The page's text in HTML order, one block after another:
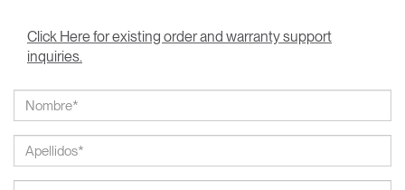
Click Here for existing order and warranty support
inquiries.